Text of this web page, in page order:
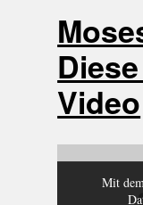
Video
Mit